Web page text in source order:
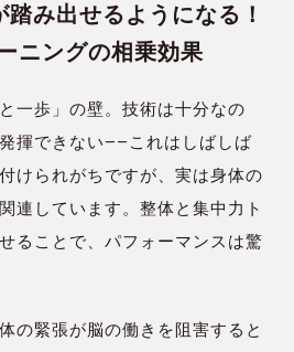
み出せるようになる！
ニングの相乗効果
一歩」の壁。技術は十分なの
揮できない——これはしばしば
けられがちですが、実は身体の
連しています。整体と集中力ト
ることで、パフォーマンスは驚
の緊張が脳の働きを阻害すると